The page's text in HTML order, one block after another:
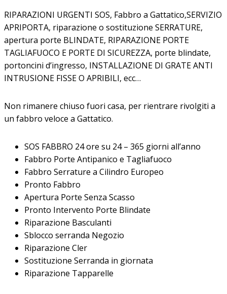
RIPARAZIONI URGENTI SOS, Fabbro a Gattatico,SERVIZIO
APRIPORTA, riparazione o sostituzione SERRATURE,
apertura porte BLINDATE, RIPARAZIONE PORTE
TAGLIAFUOCO E PORTE DI SICUREZZA, porte blindate,
portoncini d’ingresso, INSTALLAZIONE DI GRATE ANTI
INTRUSIONE FISSE O APRIBILI, ecc…
Non rimanere chiuso fuori casa, per rientrare rivolgiti a
un fabbro veloce a Gattatico.
SOS FABBRO 24 ore su 24 – 365 giorni all’anno
Fabbro Porte Antipanico e Tagliafuoco
Fabbro Serrature a Cilindro Europeo
Pronto Fabbro
Apertura Porte Senza Scasso
Pronto Intervento Porte Blindate
Riparazione Basculanti
Sblocco serranda Negozio
Riparazione Cler
Sostituzione Serranda in giornata
Riparazione Tapparelle